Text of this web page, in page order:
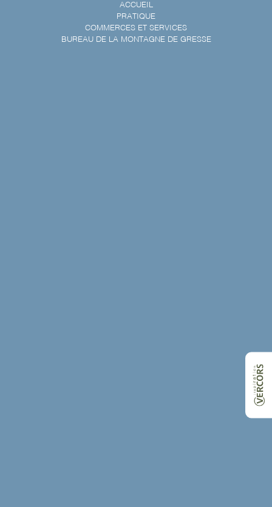
ACCUEIL
PRATIQUE
COMMERCES ET SERVICES
BUREAU DE LA MONTAGNE DE GRESSE